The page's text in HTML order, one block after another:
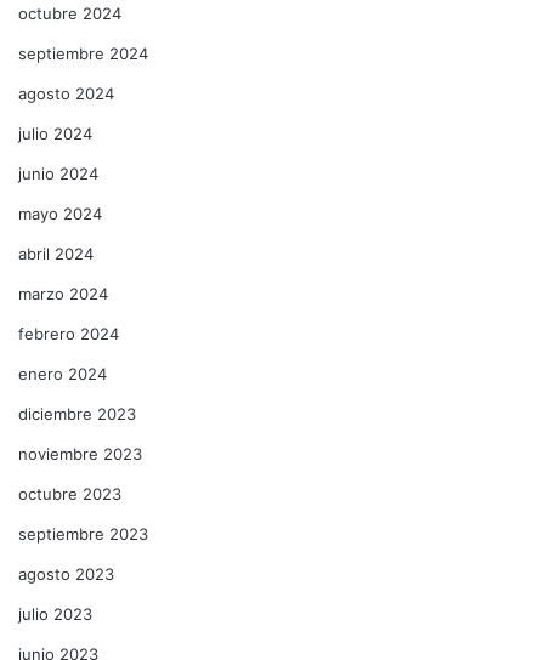
octubre 2024
septiembre 2024
agosto 2024
julio 2024
junio 2024
mayo 2024
abril 2024
marzo 2024
febrero 2024
enero 2024
diciembre 2023
noviembre 2023
octubre 2023
septiembre 2023
agosto 2023
julio 2023
junio 2023